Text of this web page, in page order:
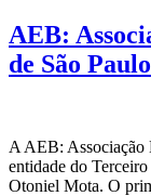
AEB:
de São Paulo
A AEB: Associação
entidade do
Otoniel Mota. O